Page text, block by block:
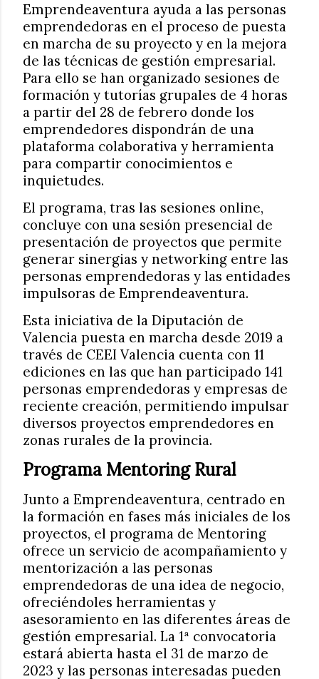
Emprendeaventura ayuda a las personas
emprendedoras en el proceso de puesta
en marcha de su proyecto y en la mejora
de las técnicas de gestión empresarial.
Para ello se han organizado sesiones de
formación y tutorías grupales de 4 horas
a partir del 28 de febrero donde los
emprendedores dispondrán de una
plataforma colaborativa y herramienta
para compartir conocimientos e
inquietudes.
El programa, tras las sesiones online,
concluye con una sesión presencial de
presentación de proyectos que permite
generar sinergias y networking entre las
personas emprendedoras y las entidades
impulsoras de Emprendeaventura.
Esta iniciativa de la Diputación de
Valencia puesta en marcha desde 2019 a
través de CEEI Valencia cuenta con 11
ediciones en las que han participado 141
personas emprendedoras y empresas de
reciente creación, permitiendo impulsar
diversos proyectos emprendedores en
zonas rurales de la provincia.
Programa Mentoring Rural
Junto a Emprendeaventura, centrado en
la formación en fases más iniciales de los
proyectos, el programa de Mentoring
ofrece un servicio de acompañamiento y
mentorización a las personas
emprendedoras de una idea de negocio,
ofreciéndoles herramientas y
asesoramiento en las diferentes áreas de
gestión empresarial. La 1ª convocatoria
estará abierta hasta el 31 de marzo de
2023 y las personas interesadas pueden